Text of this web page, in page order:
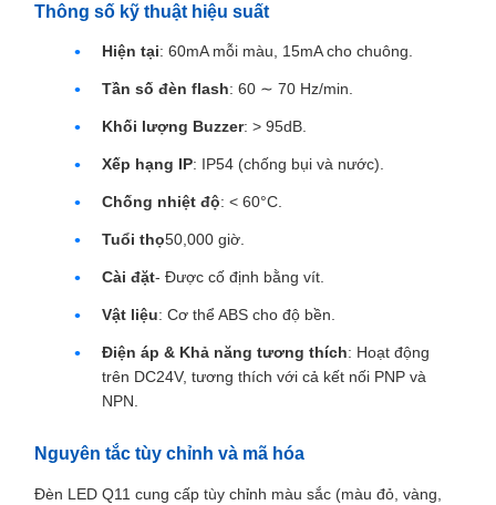
Thông số kỹ thuật hiệu suất
Hiện tại: 60mA mỗi màu, 15mA cho chuông.
Tần số đèn flash: 60 ∼ 70 Hz/min.
Khối lượng Buzzer: > 95dB.
Xếp hạng IP: IP54 (chống bụi và nước).
Chống nhiệt độ: < 60°C.
Tuổi thọ50,000 giờ.
Cài đặt- Được cố định bằng vít.
Vật liệu: Cơ thể ABS cho độ bền.
Điện áp & Khả năng tương thích: Hoạt động
trên DC24V, tương thích với cả kết nối PNP và
NPN.
Nguyên tắc tùy chỉnh và mã hóa
Đèn LED Q11 cung cấp tùy chỉnh màu sắc (màu đỏ, vàng,